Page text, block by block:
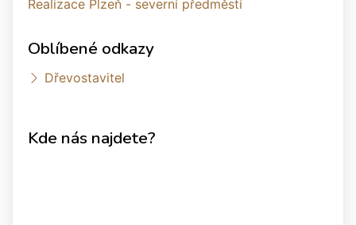
Realizace Plzeň - severní předměstí
Oblíbené odkazy
Dřevostavitel
Kde nás najdete?